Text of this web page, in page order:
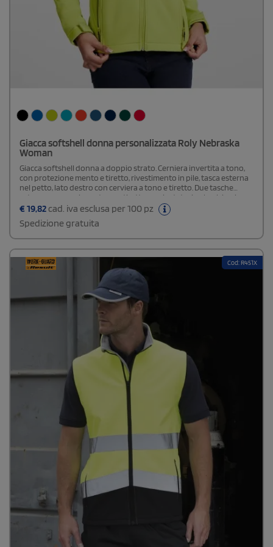
Giacca softshell donna personalizzata Roly Nebraska
Woman
Giacca softshell donna a doppio strato. Cerniera invertita a tono,
con protezione mento e tiretto, rivestimento in pile, tasca esterna
nel petto, lato destro con cerviera a tono e tiretto. Due tasche
esterne con cerniera a tono e tiretto, aggiustatori nel polsino in
velcro, parte inferiore con cordoncino elastico e stopper. Taglio
sfiancato nel modello donna. Un capo multiuso. Preparati a non
soffrire il freddo quest'inverno con la giacca di Roly NEBRASKA.
Composta da un tessuto softshell, una fodera interna in pile e
Uomo e Bambino
€ 19,82 cad. iva esclusa per 100 pz
Spedizione gratuita
Cod: R451X